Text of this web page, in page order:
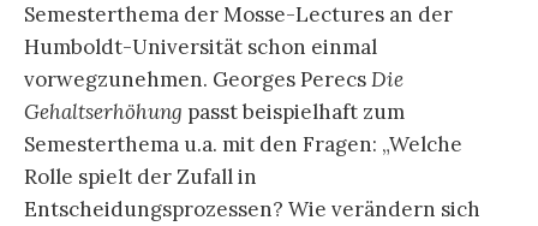
Semesterthema der Mosse-Lectures an der
Humboldt-Universität schon einmal
vorwegzunehmen. Georges PerecsDie
Gehaltserhöhung passt beispielhaft zum
Semesterthema u.a. mit den Fragen: „Welche
Rolle spielt der Zufall in
Entscheidungsprozessen? Wie verändern sich